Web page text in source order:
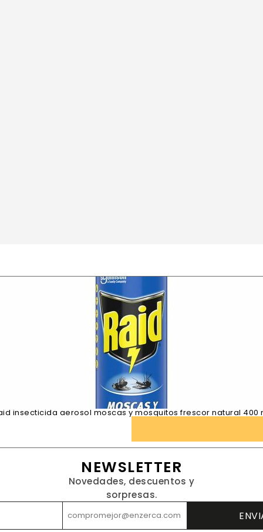
insecticida aerosol moscas y mosquitos frescor natural 400
NEWSLETTER
Novedades, descuentos y
sorpresas.